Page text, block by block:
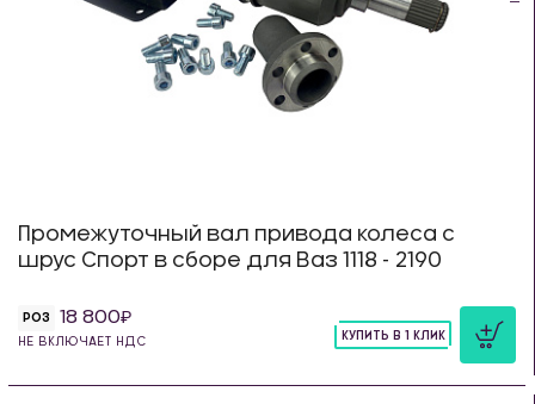
Промежуточный вал привода колеса с
шрус Спорт в сборе для Ваз 1118 - 2190
РОЗ 18 800
НЕ ВКЛЮЧАЕТ НДС
КУПИТЬ В 1 КЛИК